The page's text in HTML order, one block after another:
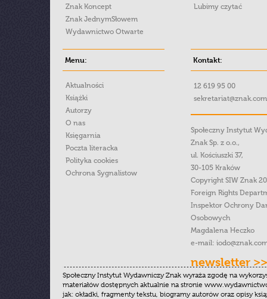
Znak Koncept
Znak JednymSłowem
Wydawnictwo Otwarte
Lubimy czytać
Menu:
Aktualności
Książki
Autorzy
O nas
Księgarnia
Poczta literacka
Polityka cookies
Ochrona Sygnalistow
Kontakt:
12 619 95 00
Społeczny Instytut
Znak Sp. z o.o.,
ul. Kościuszki 37,
30-105 Kraków
Copyright SIW Znak
Foreign Rights
Inspektor Ochrony
Osobowych
Magdalena Heczko
e-mail:
newsletter >>
Społeczny Instytut Wydawniczy Znak wyraża zgodę na
materiałów dostępnych aktualnie na stronie
jak: okładki, fragmenty tekstu, biogramy autorów oraz opisy